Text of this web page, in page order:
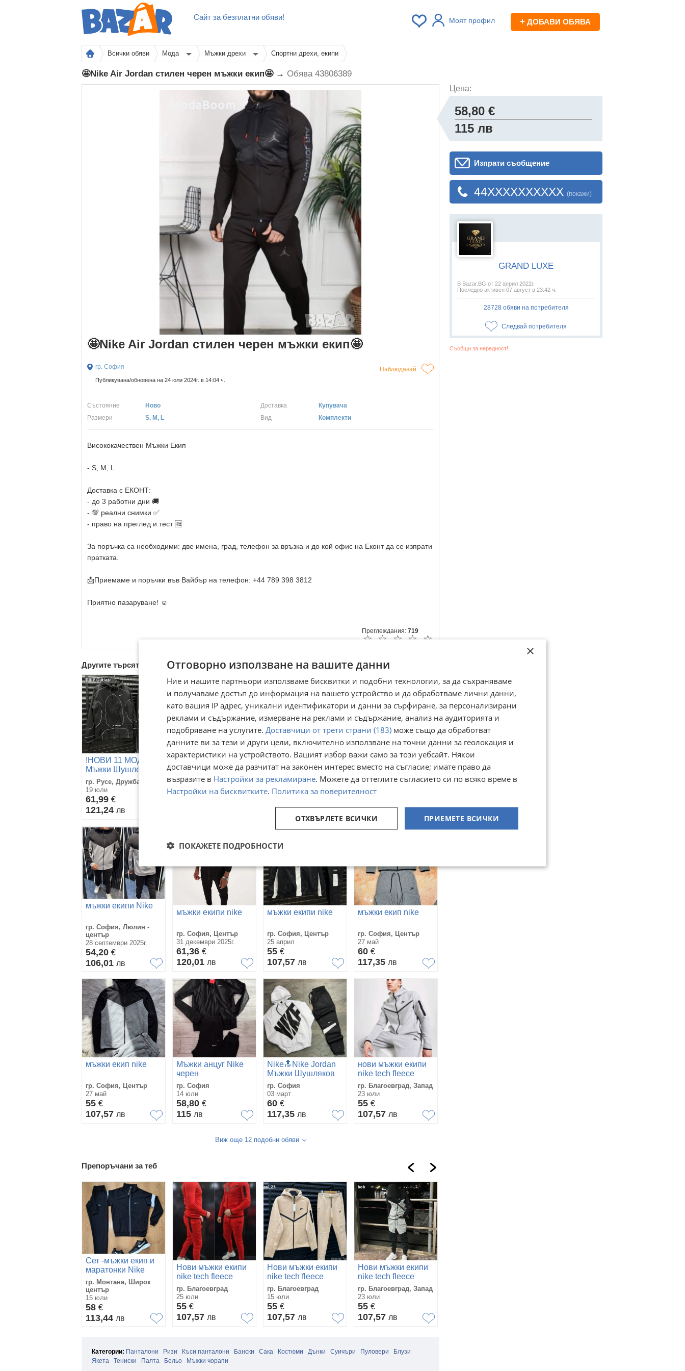
Сайт за безплатни обяви! Моят профил + ДОБАВИ ОБЯВА
Всички обяви Мода Мъжки дрехи Спортни дрехи, екипи
🤩Nike Air Jordan стилен черен мъжки екип🤩 → Обява 43806389
🤩Nike Air Jordan стилен черен мъжки екип🤩
гр. София Наблюдавай
Публикувана/обновена на 24 юли 2024г. в 14:04 ч.
Състояние Ново Доставка
Купувача
Размери
S, M, L Вид Комплекти
Висококачествен Мъжки Екип
- S, M, L
Доставка с ЕКОНТ:
- до 3 работни дни 🚚
- 💯 реални снимки ✅
- право на преглед и тест 🆓
За поръчка са необходими: две имена, град, телефон за връзка и до кой офис на Еконт да се изпрати
пратката.
📩Приемаме и поръчки във Вайбър на телефон: +44 789 398 3812
Приятно пазаруване! ☺️
Преглеждания: 719
☆
☆
☆
☆
☆
Другите търсят също
!НОВИ 11 МОДЕЛА!
Мъжки Шушлекови
Екипи
гр. Русе, Дружба 2
19 юли
61,99 €
121,24 лв
мъжки екипи nike
гр. София, Център
11 декември 2025г.
61,36
мъжки екипи Nike
Възраждане
26 юли 2025г.
109
мъжки екипи nike
Благоевград
18 август 2025г.
109
мъжки екипи Nike
гр. София, Люлин -
център
28 септември 2025г.
54,20 €
106,01 лв
мъжки екипи nike
гр. София, Център
31 декември 2025г.
61,36 €
120,01 лв
мъжки екипи nike
гр. София, Център
25 април
55 €
107,57 лв
мъжки екип nike
гр. София, Център
27 май
60 €
117,35 лв
мъжки екип nike
гр. София, Център
27 май
55 €
107,57 лв
Мъжки анцуг Nike
черен
гр. София
14 юли
58,80 €
115 лв
Nike🔝Nike Jordan
Мъжки Шушляков
Спортен
Комплект🔝Мъжки
Шушляков Спортен
Екип - 5 Цвята Код
NGHSP20
гр. София
03 март
60 €
117,35 лв
нови мъжки екипи
nike tech fleece
гр. Благоевград, Запад
23 юли
55 €
107,57 лв
Виж още 12 подобни обяви
Препоръчани за теб
Сет -мъжки екип и
маратонки Nike
гр. Монтана, Широк
център
15 юли
58 €
113,44 лв
Нови мъжки екипи
nike tech fleece
гр. Благоевград
25 юли
55 €
107,57 лв
Нови мъжки екипи
nike tech fleece
гр. Благоевград
15 юли
55 €
107,57 лв
Нови мъжки екипи
nike tech fleece
гр. Благоевград, Запад
23 юли
55 €
107,57 лв
Категории: Панталони Ризи Къси панталони Бански Сака Костюми Дънки Суичъри Пуловери
Блузи
Якета
Тениски Палта Бельо Мъжки чорапи
Цена:
58,80 €
115 лв
Изпрати съобщение
44XXXXXXXXXX (покажи)
GRAND LUXE
В Bazar.BG от 22 април 2022г.
Последно активен 07 август в 23:42 ч.
28728 обяви на потребителя
Следвай потребителя
Съобщи за нередност!
×
Отговорно използване на вашите данни
Ние и нашите партньори използваме бисквитки и подобни технологии, за да съхраняваме
и получаваме достъп до информация на вашето устройство и да обработваме лични данни,
като вашия IP адрес, уникални идентификатори и данни за сърфиране, за персонализирани
реклами и съдържание, измерване на реклами и съдържание, анализ на аудиторията и
подобряване на услугите. Доставчици от трети страни (183) може също да обработват
данните ви за тези и други цели, включително използване на точни данни за геолокация и
характеристики на устройството. Вашият избор важи само за този уебсайт. Някои
доставчици може да разчитат на законен интерес вместо на съгласие; имате право да
възразите в Настройки за рекламиране. Можете да оттеглите съгласието си по всяко време в
Настройки на бисквитките. Политика за поверителност
ПРИЕМЕТЕ ВСИЧКИ
ОТХВЪРЛЕТЕ ВСИЧКИ
ПОКАЖЕТЕ ПОДРОБНОСТИ